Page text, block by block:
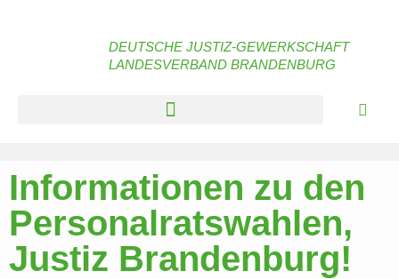
DEUTSCHE JUSTIZ-GEWERKSCHAFT
LANDESVERBAND BRANDENBURG
Informationen zu den
Personalratswahlen,
Justiz Brandenburg!